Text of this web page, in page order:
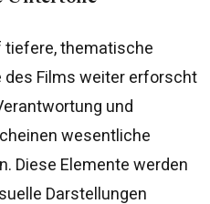
tiefere, thematische
des Films weiter erforscht
und
wesentliche
Diese Elemente werden
Darstellungen